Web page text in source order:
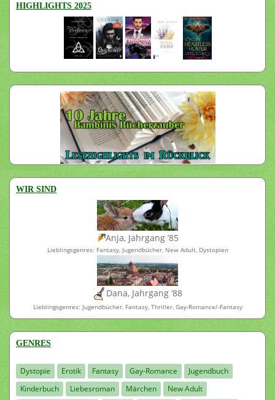
HIGHLIGHTS 2025
WIR SIND
Anja, Jahrgang ’85
Lieblingsgenres: Fantasy, Jugendbücher, New Adult, Dystopien
Dana, Jahrgang ’88
Lieblingsgenres: Jugendbücher, Fantasy, Thriller, Gay-Romance/-Fantasy
GENRES
Dystopie Erotik Fantasy Gay-Romance
Jugendbuch
Kinderbuch
Liebesroman Märchen
New Adult